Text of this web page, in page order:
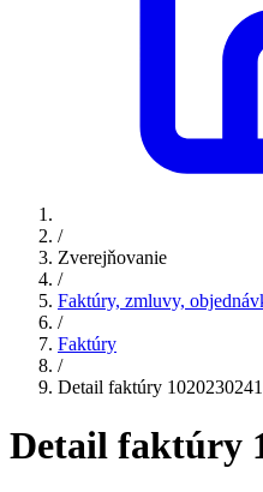
/
Zverejňovanie
/
Faktúry, zmluvy,
/
Faktúry
/
Detail faktúry 1020230241
Detail faktúry